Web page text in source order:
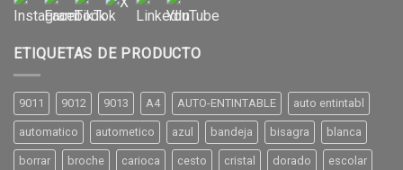
ETIQUETAS DE PRODUCTO
9011 9012 9013 A4 AUTO-ENTINTABLE auto entintabl
automatico autometico azul bandeja bisagra blanca
borrar broche carioca cesto cristal dorado escolar